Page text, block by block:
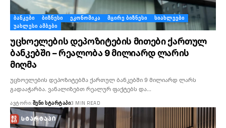
ᲑᲐᲜᲙᲔᲑᲘ ᲑᲘᲖᲜᲔᲡᲘ ᲔᲙᲝᲜᲝᲛᲘᲙᲐ ᲛᲪᲘᲠᲔ ᲑᲘᲖᲜᲔᲡᲘ
ᲡᲘᲐᲮᲚᲔᲔᲑᲘ
ᲣᲐᲮᲚᲔᲡᲘ ᲐᲛᲑᲔᲑᲘ
უცხოელების დეპოზიტების მითები ქართულ
ბანკებში – რეალობა 9 მილიარდ ლარის
მიღმა
უცხოელების დეპოზიტებმა ქართულ ბანკებში 9 მილიარდ ლარს
გადააჭარბა. ვანალიზებთ რეალურ ფაქტებს და…
ᲐᲕᲢᲝᲠᲘ:ᲨᲔᲜᲘ ᲡᲢᲐᲠᲢᲐᲞᲘ3 MIN READ